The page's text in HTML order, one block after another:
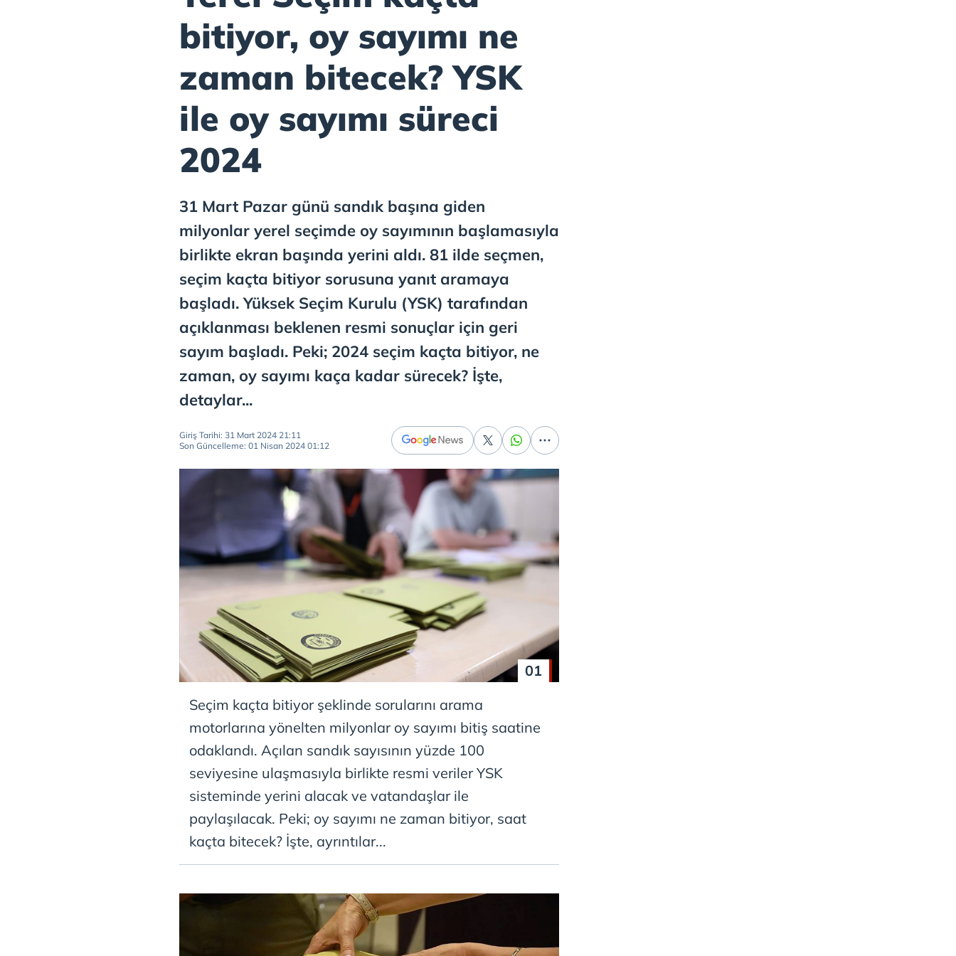
bitiyor, oy sayımı ne
zaman bitecek? YSK
ile oy sayımı süreci
2024
31 Mart Pazar günü sandık başına giden
milyonlar yerel seçimde oy sayımının başlamasıyla
birlikte ekran başında yerini aldı. 81 ilde seçmen,
seçim kaçta bitiyor sorusuna yanıt aramaya
başladı. Yüksek Seçim Kurulu (YSK) tarafından
açıklanması beklenen resmi sonuçlar için geri
sayım başladı. Peki; 2024 seçim kaçta bitiyor, ne
zaman, oy sayımı kaça kadar sürecek? İşte,
detaylar...
Giriş Tarihi: 31 Mart 2024 21:11
Son Güncelleme: 01 Nisan 2024 01:12
01
Seçim kaçta bitiyor şeklinde sorularını arama
motorlarına yönelten milyonlar oy sayımı bitiş saatine
odaklandı. Açılan sandık sayısının yüzde 100
seviyesine ulaşmasıyla birlikte resmi veriler YSK
sisteminde yerini alacak ve vatandaşlar ile
paylaşılacak. Peki; oy sayımı ne zaman bitiyor, saat
kaçta bitecek? İşte, ayrıntılar...